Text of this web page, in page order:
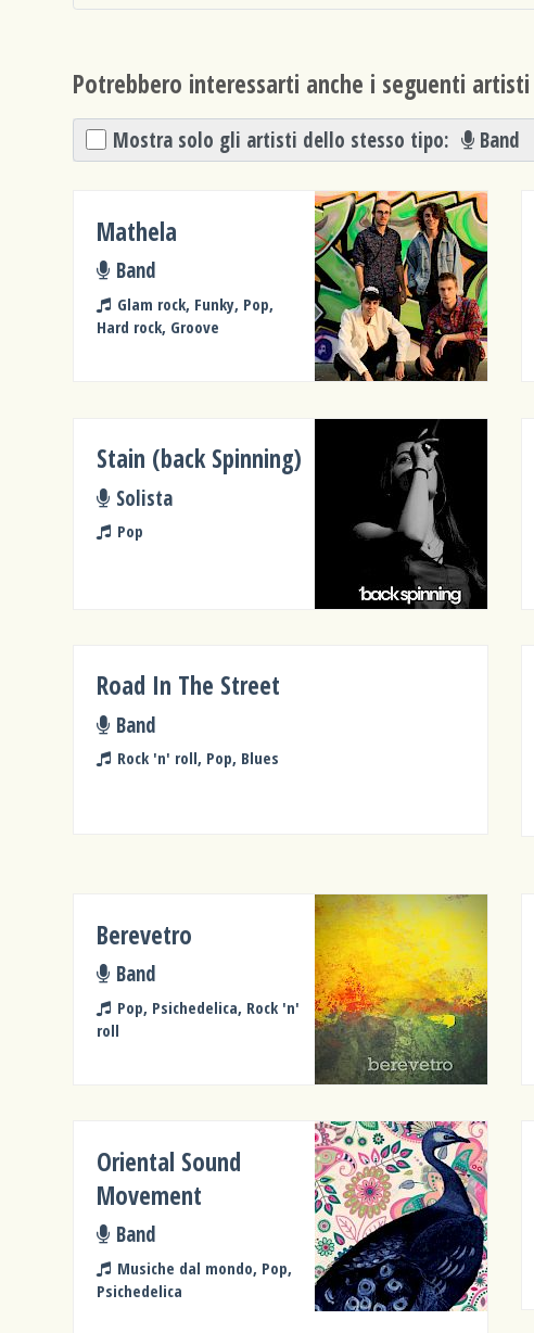
Potrebbero interessarti anche i seguenti artisti
Mostra solo gli artisti dello stesso tipo: Band
Mathela
Band
Glam rock, Funky, Pop,
Hard rock, Groove
Stain (back Spinning)
Solista
Pop
Road In The Street
Band
Rock 'n' roll, Pop, Blues
Berevetro
Band
Pop, Psichedelica, Rock 'n'
roll
Oriental Sound
Movement
Band
Musiche dal mondo, Pop,
Psichedelica